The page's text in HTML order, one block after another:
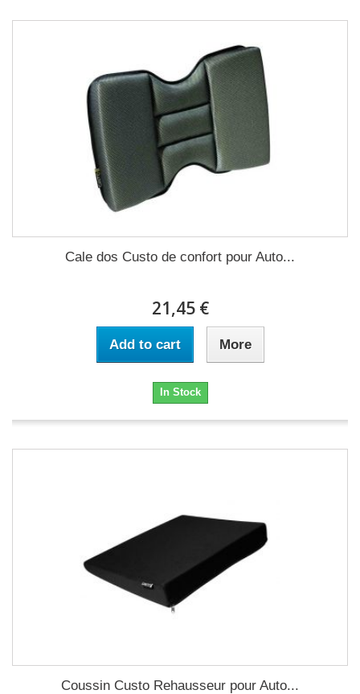
Cale dos Custo de confort pour Auto...
21,45 €
Add to cart More
In Stock
Coussin Custo Rehausseur pour Auto...